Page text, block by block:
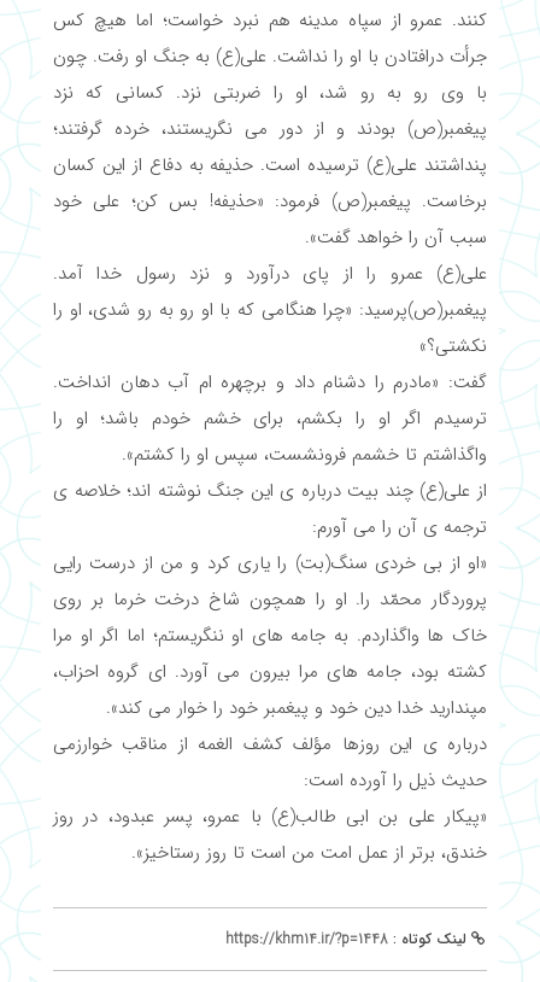
کنند. عمرو از سپاه مدینه هم نبرد خواست؛ اما هیچ کس
جرأت درافتادن با او را نداشت. علی(ع) به جنگ او رفت. چون
با وی رو به رو شد، او را ضربتی نزد. کسانی که نزد
پیغمبر(ص) بودند و از دور می نگریستند، خرده گرفتند؛
پنداشتند علی(ع) ترسیده است. حذیفه به دفاع از این کسان
برخاست. پیغمبر(ص) فرمود: «حذیفه! بس کن؛ علی خود
سبب آن را خواهد گفت».
علی(ع) عمرو را از پای درآورد و نزد رسول خدا آمد.
پیغمبر(ص)پرسید: «چرا هنگامی که با او رو به رو شدی، او را
نکشتی؟»
گفت: «مادرم را دشنام داد و برچهره ام آب دهان انداخت.
ترسیدم اگر او را بکشم، برای خشم خودم باشد؛ او را
واگذاشتم تا خشمم فرونشست، سپس او را کشتم».
از علی(ع) چند بیت درباره ی این جنگ نوشته اند؛ خلاصه ی
ترجمه ی آن را می آورم:
«او از بی خردی سنگ(بت) را یاری کرد و من از درست رایی
پروردگار محمّد را. او را همچون شاخ درخت خرما بر روی
خاک ها واگذاردم. به جامه های او ننگریستم؛ اما اگر او مرا
کشته بود، جامه های مرا بیرون می آورد. ای گروه احزاب،
مپندارید خدا دین خود و پیغمبر خود را خوار می کند».
درباره ی این روزها مؤلف کشف الغمه از مناقب خوارزمی
حدیث ذیل را آورده است:
«پیکار علی بن ابی طالب(ع) با عمرو، پسر عبدود، در روز
خندق، برتر از عمل امت من است تا روز رستاخیز».
لینک کوتاه : https://khm14.ir/?p=1448